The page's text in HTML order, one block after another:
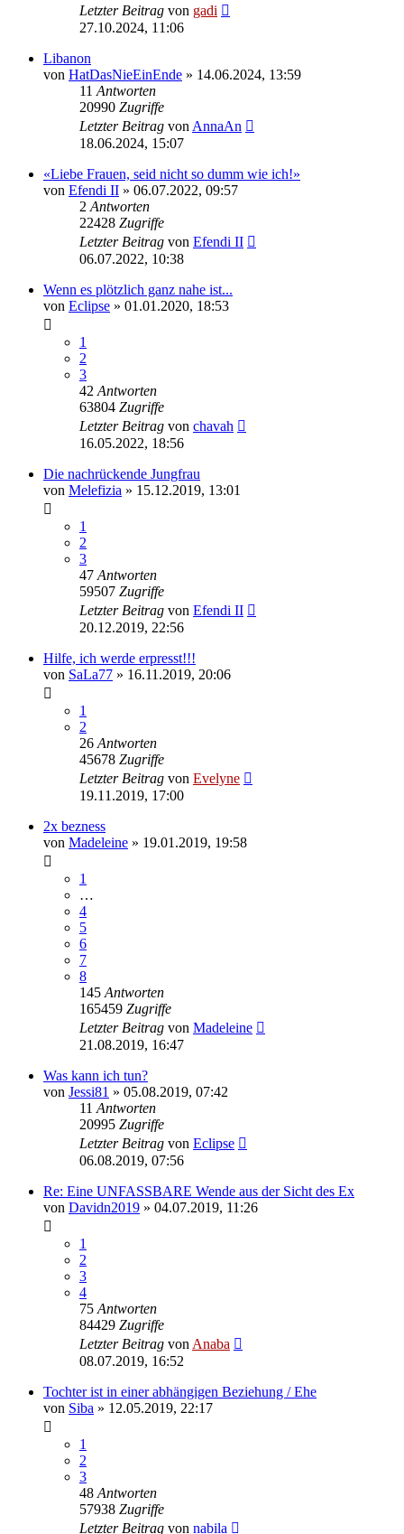
Letzter Beitrag von gadi
27.10.2024, 11:06
Libanon
von HatDasNieEinEnde » 14.06.2024, 13:59
11 Antworten
20990 Zugriffe
Letzter Beitrag von AnnaAn
18.06.2024, 15:07
«Liebe Frauen, seid nicht so dumm wie ich!»
von Efendi II » 06.07.2022, 09:57
2 Antworten
22428 Zugriffe
Letzter Beitrag von Efendi II
06.07.2022, 10:38
Wenn es plötzlich ganz nahe ist...
von Eclipse » 01.01.2020, 18:53
1
2
3
42 Antworten
63804 Zugriffe
Letzter Beitrag von chavah
16.05.2022, 18:56
Die nachrückende Jungfrau
von Melefizia » 15.12.2019, 13:01
1
2
3
47 Antworten
59507 Zugriffe
Letzter Beitrag von Efendi II
20.12.2019, 22:56
Hilfe, ich werde erpresst!!!
von SaLa77 » 16.11.2019, 20:06
1
2
26 Antworten
45678 Zugriffe
Letzter Beitrag von Evelyne
19.11.2019, 17:00
2x bezness
von Madeleine » 19.01.2019, 19:58
1
…
4
5
6
7
8
145 Antworten
165459 Zugriffe
Letzter Beitrag von Madeleine
21.08.2019, 16:47
Was kann ich tun?
von Jessi81 » 05.08.2019, 07:42
11 Antworten
20995 Zugriffe
Letzter Beitrag von Eclipse
06.08.2019, 07:56
Re: Eine UNFASSBARE Wende aus der Sicht des Ex
von Davidn2019 » 04.07.2019, 11:26
1
2
3
4
75 Antworten
84429 Zugriffe
Letzter Beitrag von Anaba
08.07.2019, 16:52
Tochter ist in einer abhängigen Beziehung / Ehe
von Siba » 12.05.2019, 22:17
1
2
3
48 Antworten
57938 Zugriffe
Letzter Beitrag von nabila